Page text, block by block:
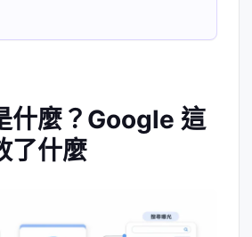
什麼？Google 這
了什麼